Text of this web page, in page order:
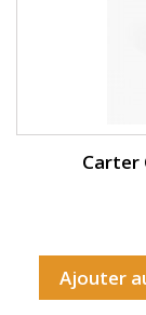
Carter
Ajouter